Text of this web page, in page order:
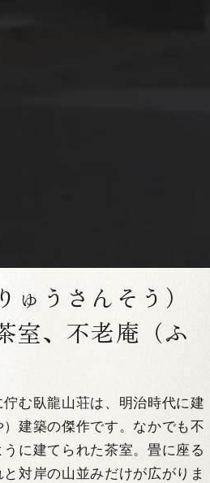
ゅうさんそう）
、不老庵（ふ
む臥龍山荘は、明治時代に建
建築の傑作です。なかでも不
に建てられた茶室。畳に座る
対岸の山並みだけが広がりま